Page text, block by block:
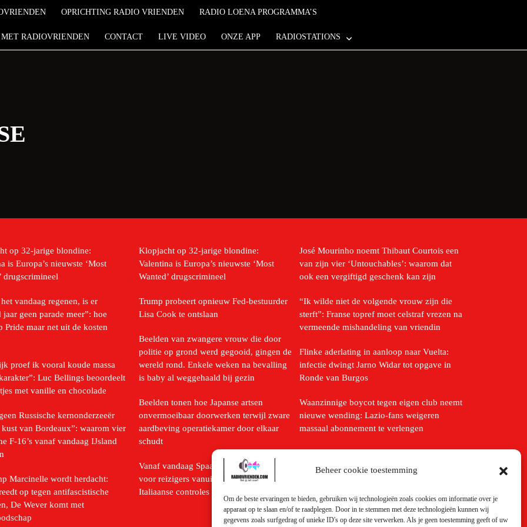
Beheer cookie toestemming
Om de beste ervaringen te bieden, gebruiken wij technologieën zoals cookies om informatie over je
apparaat op te slaan en/of te raadplegen. Door in te stemmen met deze technologieën kunnen wij
gegevens zoals surfgedrag of unieke ID's op deze site verwerken. Als je geen toestemming geeft of uw
OPRICHTING RADIO VRIENDEN RADIO LOENA PROGRAMMA’S
MET RADIOVRIENDEN CONTACT LIVE VIDEO ONZE APP RADIOSTATIONS
op 32-jarige blondine:
is Europa’s nieuwste ‘Most
drugscrimineel
vandaag regenen, is er
geen parade meer”: hoe
Pride maar net uit de kosten
proef ik vooral koude massa
Luc Bellings beoordeelt
met vanille en chocolade
Russische kernonderzeeër
van Bordeaux”: waarom vier
F-16’s vanaf vandaag IJsland
Marcinelle wordt herdacht:
op tegen antifascistische
De Wever komt met
Klopjacht op 32-jarige blondine:
Valentina is Europa’s nieuwste ‘Most
Wanted’ drugscrimineel
Trump probeert opnieuw Fed-bestuurder
Lisa Cook te ontslaan
Beelden van zwangere vrouw die door
politie op grond werd gegooid, gingen de
wereld rond. Enkele weken na bevalling
is baby al weggehaald bij gezin
Beelden tonen hoe Japanse artsen
onvermoeibaar doorwerken terwijl zware
aardbeving operatiekamer door elkaar
schudt
Vanaf vandaag Spaanse grenscontroles
voor reizigers vanuit Italië als reactie op
Italiaanse controles
José Mourinho noemt Thibaut Courtois een
van zijn vier ‘Untouchables’: waarom dat
ook een vergiftigd geschenk kan zijn
“Ik wilde niet de volgende vrouw zijn die
sterft”: Franse topref moet celstraf vrezen na
vermeende mishandeling van vriendin
Flinke aderlating in aanloop naar Vuelta:
infectie dwingt Jarno Widar tot opgave in
Ronde van Burgos
Waanzinnige boycot tegen eigen club neemt
nieuwe wending: Lazio-fans weigeren
massaal abonnement te verlengen
officieel: Spaanse winger Jan Virgili tekent